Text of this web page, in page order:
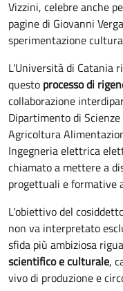
Vizzini, celebre anche
pagine di Giovanni
sperimentazione
L'Università di Catania
questo processo di
collaborazione
Dipartimento di
Agricoltura
Ingegneria elettrica
chiamato a mettere a
progettuali e formative
L'obiettivo del
non va interpretato
sfida più ambiziosa
scientifico e culturale,
vivo di produzione e